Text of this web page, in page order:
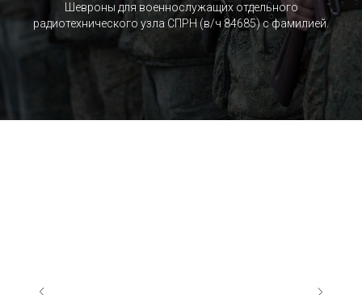
Шевроны для военнослужащих отдельного
радиотехнического узла СПРН (в/ч 84685) c фамилией.